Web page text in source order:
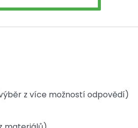
z více možností odpovědí)